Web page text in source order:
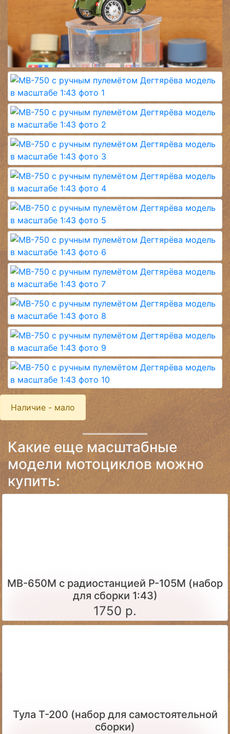
Наличие - мало
Какие еще масштабные
модели мотоциклов можно
купить:
МВ-650М с радиостанцией Р-105М (набор
для сборки 1:43)
1750 р.
Тула Т-200 (набор для самостоятельной
сборки)